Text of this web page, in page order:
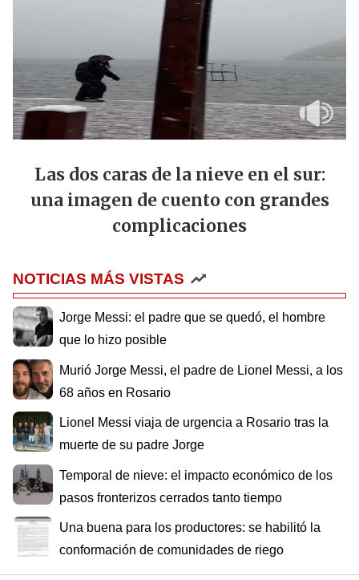
Las dos caras de la nieve en el sur:
una imagen de cuento con grandes
complicaciones
NOTICIAS MÁS VISTAS
Jorge Messi: el padre que se quedó, el hombre
que lo hizo posible
Murió Jorge Messi, el padre de Lionel Messi, a los
68 años en Rosario
Lionel Messi viaja de urgencia a Rosario tras la
muerte de su padre Jorge
Temporal de nieve: el impacto económico de los
pasos fronterizos cerrados tanto tiempo
Una buena para los productores: se habilitó la
conformación de comunidades de riego